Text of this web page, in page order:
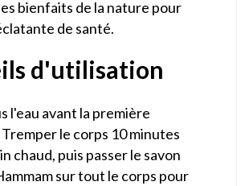
bienfaits de la nature pour
de santé.
d'utilisation
l'eau avant la première
le corps 10 minutes
chaud, puis passer le savon
sur tout le corps pour